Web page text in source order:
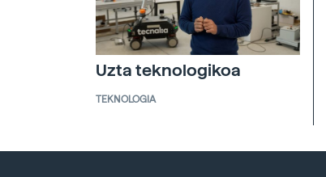
Uzta teknologikoa
TEKNOLOGIA